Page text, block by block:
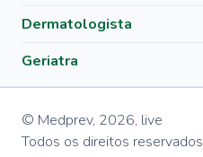
Dermatologista
Geriatra
© Medprev, 2026, live
Todos os direitos reservados